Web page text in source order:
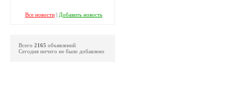
Все новости| Добавить новость
Всего 2165 объявлений
Сегодня ничего не было добавлено